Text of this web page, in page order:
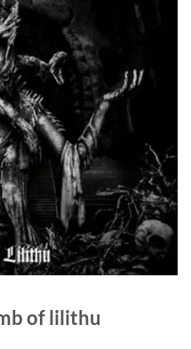
of lilithu